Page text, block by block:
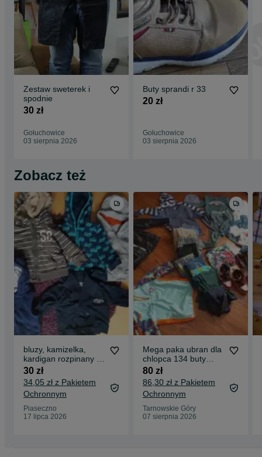
Zestaw sweterek i
spodnie
30 zł
Gołuchowice
03 sierpnia 2026
Buty sprandi r 33
20 zł
Gołuchowice
03 sierpnia 2026
Zobacz też
bluzy, kamizelka,
kardigan rozpinany +
gratis szara bluza r.
74
30 zł
34,05 zł z Pakietem
Ochronnym
Piaseczno
17 lipca 2026
Mega paka ubran dla
chlopca 134 buty
kurtka bluzy spodnie
T-shirty
80 zł
86,30 zł z Pakietem
Ochronnym
Tarnowskie Góry
07 sierpnia 2026